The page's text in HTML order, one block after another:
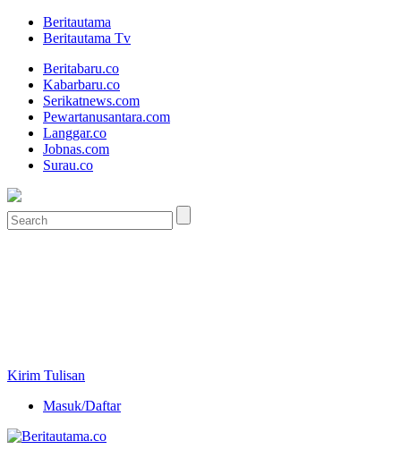
Beritautama
Beritautama Tv
Beritabaru.co
Kabarbaru.co
Serikatnews.com
Pewartanusantara.com
Langgar.co
Jobnas.com
Surau.co
Kirim Tulisan
Masuk/Daftar